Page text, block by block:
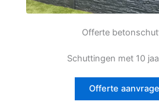
Offerte
Schuttingen met 10
Offerte